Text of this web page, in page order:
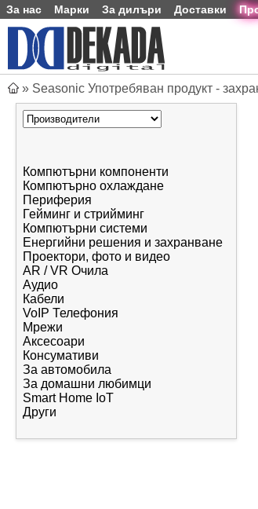
За нас Марки За дилъри Доставки
» Seasonic Употребяван продукт -
Компютърни компоненти
Компютърно охлаждане
Периферия
Гейминг и стрийминг
Компютърни системи
Енергийни решения и захранване
Проектори, фото и видео
AR / VR Очила
Аудио
Кабели
VoIP Телефония
Мрежи
Аксесоари
Консумативи
За автомобила
За домашни любимци
Smart Home IoT
Други